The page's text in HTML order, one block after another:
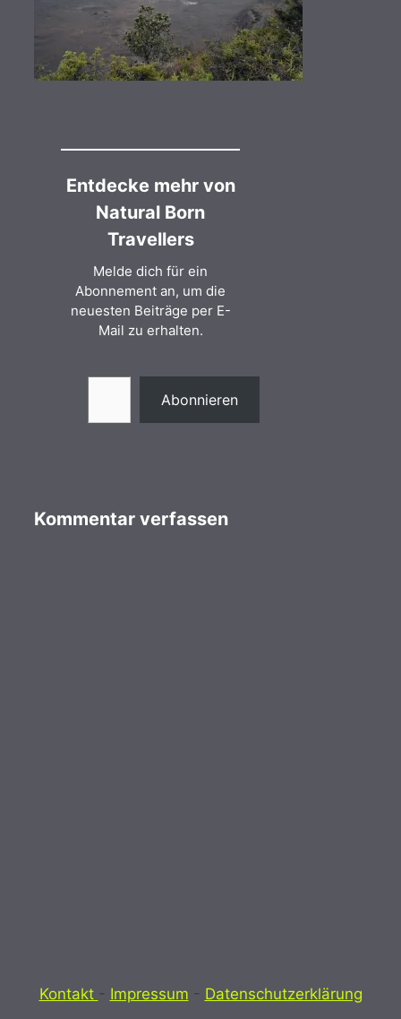
Entdecke mehr von
Natural Born
Travellers
Melde dich für ein
Abonnement an, um die
neuesten Beiträge per E-
Mail zu erhalten.
Gib deine E-Mail-Adresse ein ...
Abonnieren
Kommentar verfassen
Kontakt - Impressum - Datenschutzerklärung